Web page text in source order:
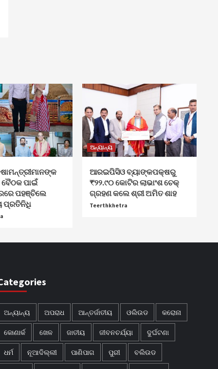
ପାଇଁ
ପହଞ୍ଚିଲେ
ପ୍ରତିନିଧି
ଅନ୍ୟାନ୍ୟ
ଆରଇପିସିଓ ବ୍ୟାଙ୍କପକ୍ଷରୁ
₹୨୨.୯୦ କୋଟିର ଲାଭାଂଶ ଚେକ୍
ଗ୍ରହଣ କଲେ ଶ୍ରୀ ଅମିତ ଶାହ
Teerthkhetra
ଅନ୍ୟାନ୍ୟ ଅପରାଧ ଆନ୍ତର୍ଜାତୀୟ ଓଲିଉଡ କରୋନା
କୋଣାର୍କ ଖେଳ ଜାତୀୟ ଜୀବନଚର୍ଯ୍ୟା ଦୁର୍ଘଟଣା
ଧର୍ମ ନୂଆଦିଲ୍ଲୀ ପାଣିପାଗ ପୁରୀ ବଲିଉଡ